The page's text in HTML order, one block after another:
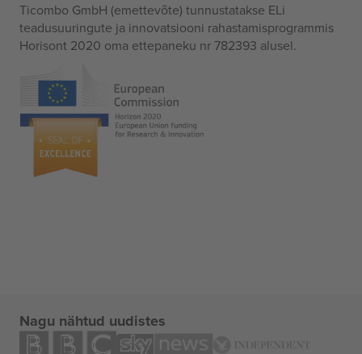
Ticombo GmbH (emettevõte) tunnustatakse ELi
teadusuuringute ja innovatsiooni rahastamisprogrammis
Horisont 2020 oma ettepaneku nr 782393 alusel.
Nagu nähtud uudistes